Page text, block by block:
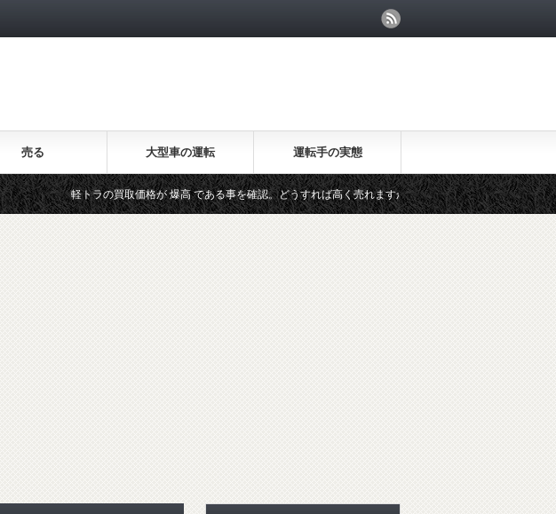
売る 大型車の運転 運転手の実態
ラの買取価格が 爆高 である事を確認。どうすれば高く売れますか？ 20万キロのセルシオが海外で